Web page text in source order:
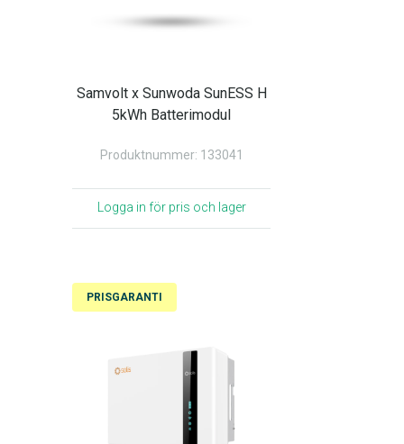
Samvolt x Sunwoda SunESS H
5kWh Batterimodul
Produktnummer: 133041
Logga in för pris och lager
PRISGARANTI